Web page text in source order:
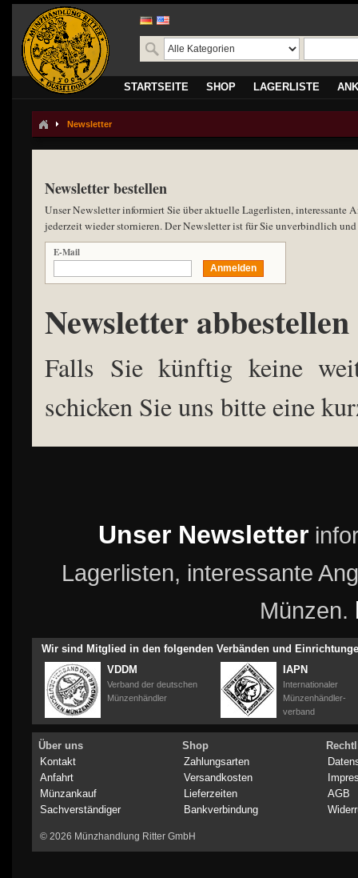
STARTSEITE SHOP LAGERLISTE
Newsletter
Newsletter bestellen
Unser Newsletter informiert Sie über aktuelle Lagerlisten, interessante
jederzeit wieder stornieren. Der Newsletter ist für Sie unverbindlich
E-Mail
Anmelden
Newsletter abbestellen
Falls Sie künftig keine
schicken Sie uns bitte eine
Unser Newsletter
Lagerlisten, interessante
Münzen.
Wir sind Mitglied in den folgenden Verbänden und
VDDM
Verband der deutschen
Münzenhändler
IAPN
Internationaler
Münzenhändler-
verband
Über uns
Kontakt
Anfahrt
Münzankauf
Sachverständiger
Shop
Zahlungsarten
Versandkosten
Lieferzeiten
Bankverbindung
AGB
© 2026 Münzhandlung Ritter GmbH